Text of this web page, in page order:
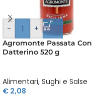
- +
Agromonte Passata Con
Datterino 520 g
Alimentari, Sughi e Salse
€ 2,08